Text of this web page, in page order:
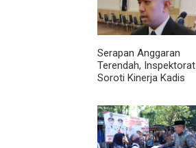
Serapan Anggaran
Terendah, Inspektorat
Soroti Kinerja Kadis